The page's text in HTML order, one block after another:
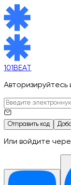
101BEAT
Авторизируйтесь
Отправить код
Или войдите